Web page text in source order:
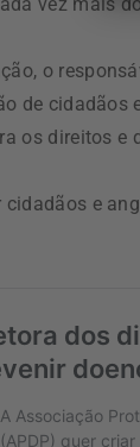
o
de cidadãos
os direitos e
e